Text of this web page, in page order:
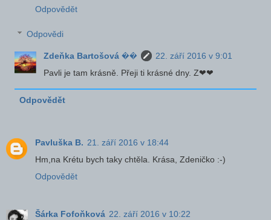
Odpovědět
Odpovědi
Zdeňka Bartošová ��
22. září 2016 v 9:01
Pavli je tam krásně. Přeji ti krásné dny. Z❤❤
Odpovědět
Pavluška B. 21. září 2016 v 18:44
Hm,na Krétu bych taky chtěla. Krása, Zdeničko :-)
Odpovědět
Šárka Fofoňková 22. září 2016 v 10:22